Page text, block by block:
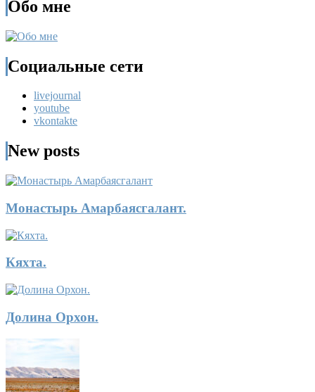
Обо мне
Социальные сети
livejournal
youtube
vkontakte
New posts
Монастырь Амарбаясгалант.
Кяхта.
Долина Орхон.